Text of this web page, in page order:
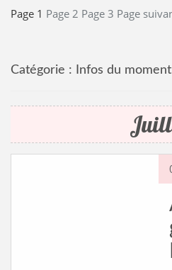
Page 1 Page 2 Page 3 Page
Catégorie : Infos du moment